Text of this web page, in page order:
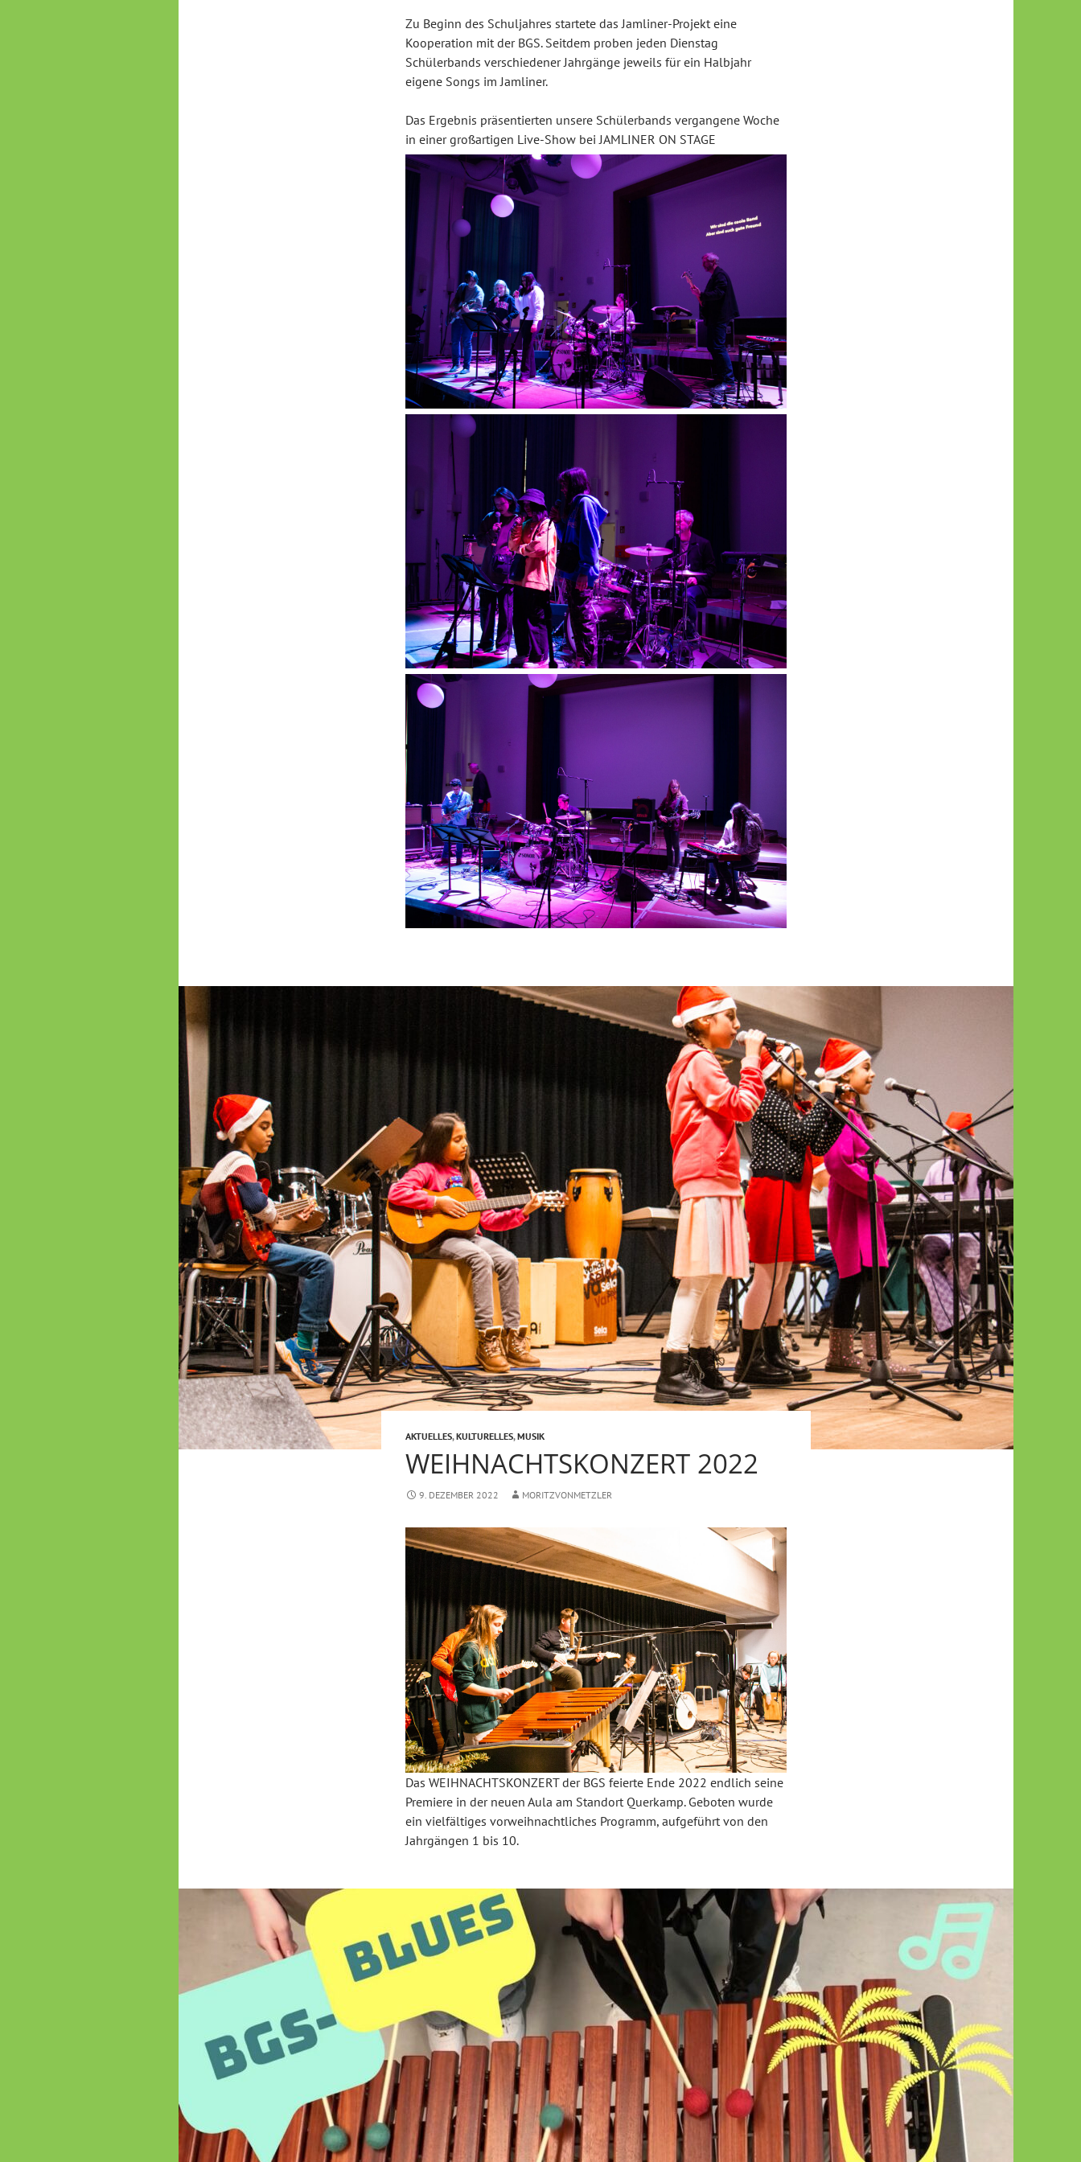
Zu Beginn des Schuljahres startete das Jamliner-Projekt eine
Kooperation mit der BGS. Seitdem proben jeden Dienstag
Schülerbands verschiedener Jahrgänge jeweils für ein Halbjahr
eigene Songs im Jamliner.
Das Ergebnis präsentierten unsere Schülerbands vergangene Woche
in einer großartigen Live-Show bei JAMLINER ON STAGE
AKTUELLES,KULTURELLES,MUSIK
WEIHNACHTSKONZERT 2022
9. DEZEMBER 2022 MORITZVONMETZLER
Das WEIHNACHTSKONZERT der BGS feierte Ende 2022 endlich seine
Premiere in der neuen Aula am Standort Querkamp. Geboten wurde
ein vielfältiges vorweihnachtliches Programm, aufgeführt von den
Jahrgängen 1 bis 10.